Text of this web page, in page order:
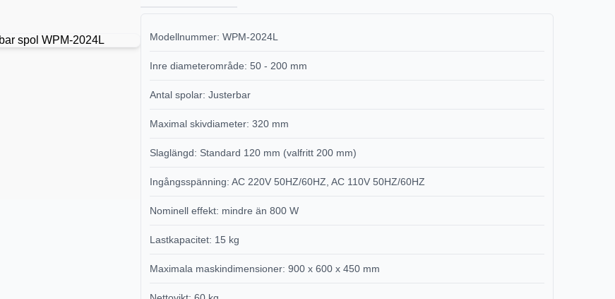
Modellnummer: WPM-2024L
Inre diameterområde: 50 - 200 mm
Antal spolar: Justerbar
Maximal skivdiameter: 320 mm
Slaglängd: Standard 120 mm (valfritt 200 mm)
Ingångsspänning: AC 220V 50HZ/60HZ, AC 110V 50HZ/60HZ
Nominell effekt: mindre än 800 W
Lastkapacitet: 15 kg
Maximala maskindimensioner: 900 x 600 x 450 mm